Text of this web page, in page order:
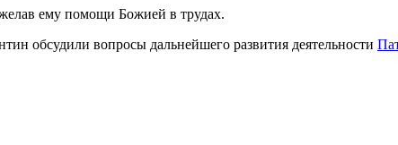
ему помощи Божией в трудах.
обсудили вопросы дальнейшего развития деятельности